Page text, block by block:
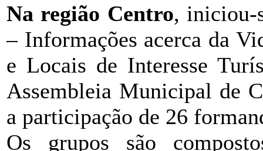
Na região Centro, iniciou-
– Informações acerca da
e Locais de Interesse
Assembleia Municipal de
a participação de 26
Os grupos são